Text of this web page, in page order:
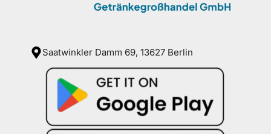
Saatwinkler Damm 69, 13627 Berlin